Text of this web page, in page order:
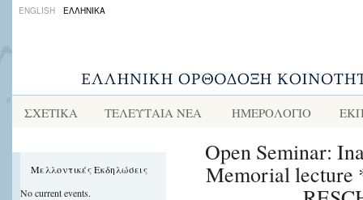
ENGLISH ΕΛΛΗΝΙΚΑ
ΣΧΕΤΙΚΑ ΤΕΛΕΥΤΑΙΑ ΝΕΑ ΗΜΕΡΟΛΟΓΙΟ
Μελλοντικές Εκδηλώσεις
No current events.
Open Seminar:
Memorial